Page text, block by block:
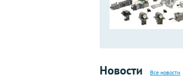
Новости Все новости